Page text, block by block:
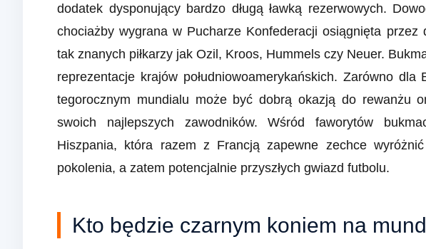
dodatek dysponujący bardzo długą ławką rezerwowych.
chociażby wygrana w Pucharze Konfederacji osiągnięta przez
tak znanych piłkarzy jak Ozil, Kroos, Hummels czy Neuer.
reprezentacje krajów południowoamerykańskich. Zarówno
tegorocznym mundialu może być dobrą okazją do rewanżu
swoich najlepszych zawodników. Wśród faworytów
Hiszpania, która razem z Francją zapewne zechce wyróżnić
pokolenia, a zatem potencjalnie przyszłych gwiazd futbolu.
Kto będzie czarnym koniem na